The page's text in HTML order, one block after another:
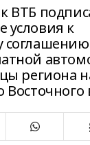
ВТБ
условия к
региона
Восточного